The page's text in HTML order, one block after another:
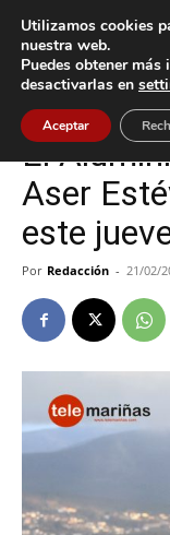
Inicio A Guarda
A Guarda Deportes
El
Aser
este
Por Redacción - 21/02/
Utilizamos cookies
nuestra web.
Puedes obtener
desactivarlas en
Aceptar